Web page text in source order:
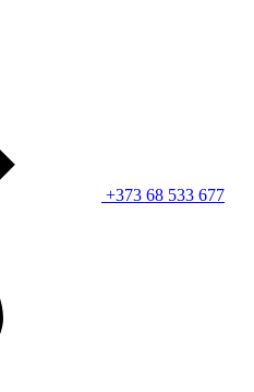
+373 68 533 677